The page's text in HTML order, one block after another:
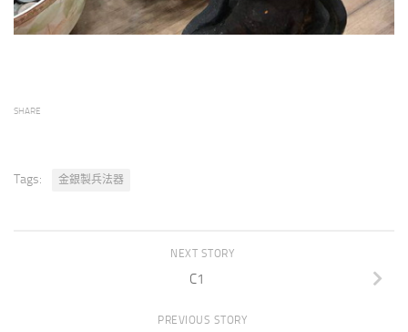
SHARE
Tags: 金銀製兵法器
NEXT STORY
C1
PREVIOUS STORY